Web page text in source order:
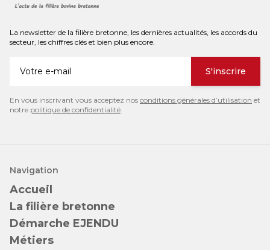
La newsletter de la filière bretonne, les dernières actualités, les accords du
secteur, les chiffres clés et bien plus encore.
S'inscrire
En vous inscrivant vous acceptez nos conditions générales d’utilisation et
notre politique de confidentialité.
Navigation
Accueil
La filière bretonne
Démarche EJENDU
Métiers